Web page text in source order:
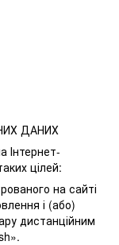
ДАНИХ
Інтернет-
цілей:
на сайті
і (або)
дистанційним